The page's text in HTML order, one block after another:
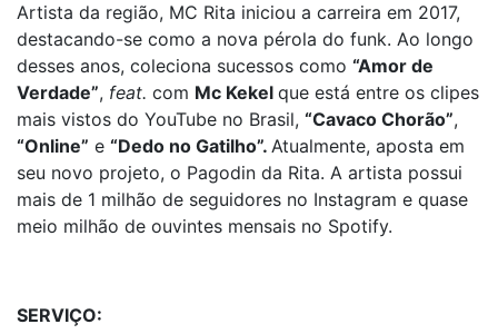
Artista da região, MC Rita iniciou a carreira em 2017,
destacando-se como a nova pérola do funk. Ao longo
desses anos, coleciona sucessos como “Amor de
Verdade”, feat. com Mc Kekel que está entre os clipes
mais vistos do YouTube no Brasil, “Cavaco Chorão”,
“Online” e “Dedo no Gatilho”. Atualmente, aposta em
seu novo projeto, o Pagodin da Rita. A artista possui
mais de 1 milhão de seguidores no Instagram e quase
meio milhão de ouvintes mensais no Spotify.
SERVIÇO: